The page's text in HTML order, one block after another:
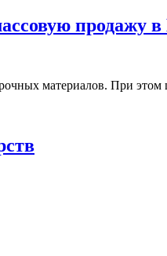
продажу в
материалов. При этом